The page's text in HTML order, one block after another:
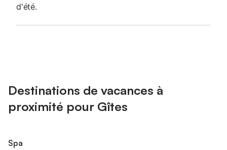
d'été.
Destinations de vacances à
proximité pour Gîtes
Spa